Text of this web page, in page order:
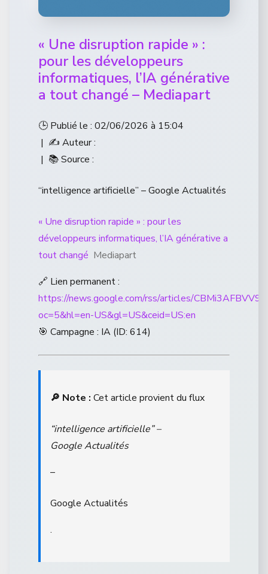
« Une disruption rapide » :
pour les développeurs
informatiques, l’IA générative
a tout changé – Mediapart
🕒 Publié le : 02/06/2026 à 15:04
| ✍️ Auteur :
| 📚 Source :
“intelligence artificielle” – Google Actualités
« Une disruption rapide » : pour les
développeurs informatiques, l’IA générative a
tout changé Mediapart
🔗 Lien permanent :
https://news.google.com/rss/articles/
oc=5&hl=en-US&gl=US&ceid=US:en
🎯 Campagne : IA (ID: 614)
🔎 Note : Cet article provient du flux
“intelligence artificielle” –
Google Actualités
–
Google Actualités
.